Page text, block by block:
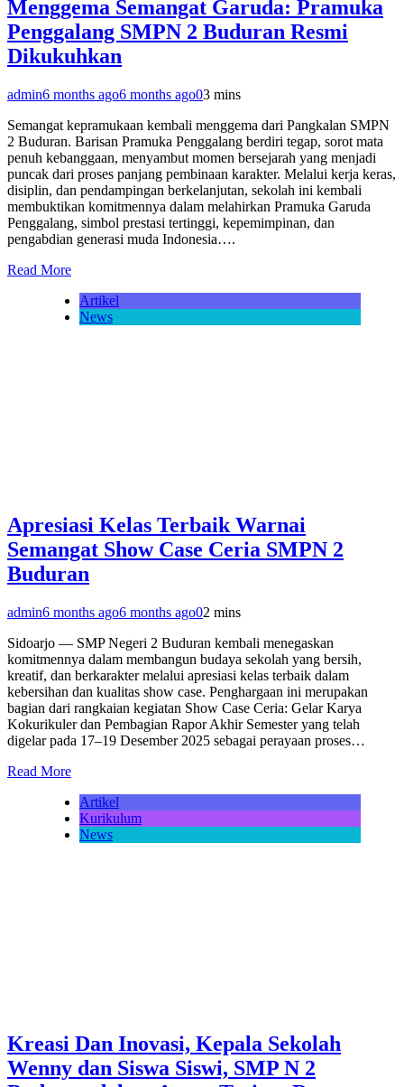
Menggema Semangat Garuda: Pramuka
Penggalang SMPN 2 Buduran Resmi
Dikukuhkan
admin6 months ago6 months ago03 mins
Semangat kepramukaan kembali menggema dari Pangkalan SMPN
2 Buduran. Barisan Pramuka Penggalang berdiri tegap, sorot mata
penuh kebanggaan, menyambut momen bersejarah yang menjadi
puncak dari proses panjang pembinaan karakter. Melalui kerja keras,
disiplin, dan pendampingan berkelanjutan, sekolah ini kembali
membuktikan komitmennya dalam melahirkan Pramuka Garuda
Penggalang, simbol prestasi tertinggi, kepemimpinan, dan
pengabdian generasi muda Indonesia….
Read More
Artikel
News
Apresiasi Kelas Terbaik Warnai
Semangat Show Case Ceria SMPN 2
Buduran
admin6 months ago6 months ago02 mins
Sidoarjo — SMP Negeri 2 Buduran kembali menegaskan
komitmennya dalam membangun budaya sekolah yang bersih,
kreatif, dan berkarakter melalui apresiasi kelas terbaik dalam
kebersihan dan kualitas show case. Penghargaan ini merupakan
bagian dari rangkaian kegiatan Show Case Ceria: Gelar Karya
Kokurikuler dan Pembagian Rapor Akhir Semester yang telah
digelar pada 17–19 Desember 2025 sebagai perayaan proses…
Read More
Artikel
Kurikulum
News
Kreasi Dan Inovasi, Kepala Sekolah
Wenny dan Siswa Siswi, SMP N 2